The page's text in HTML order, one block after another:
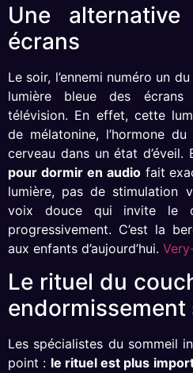
Une
écrans
Le soir, l’ennemi numéro un
lumière bleue des
télévision. En effet, cette
de mélatonine, l’hormone
cerveau dans un état d’éveil.
pour dormir en audiofait
lumière, pas de stimulation
voix douce qui invite le
progressivement. C’est la
aux enfants d’aujourd’hui.
Le rituel du
endormissement
Les spécialistes du sommeil
point : le rituel est plus